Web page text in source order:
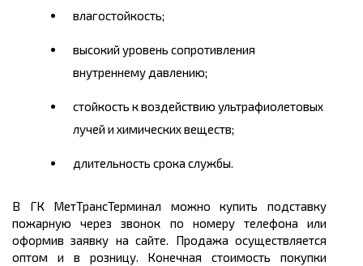
влагостойкость;
высокий уровень сопротивления
внутреннему давлению;
стойкость к воздействию ультрафиолетовых
лучей и химических веществ;
длительность срока службы.
В ГК МетТрансТерминал можно купить подставку
пожарную через звонок по номеру телефона или
оформив заявку на сайте. Продажа осуществляется
оптом и в розницу. Конечная стоимость покупки